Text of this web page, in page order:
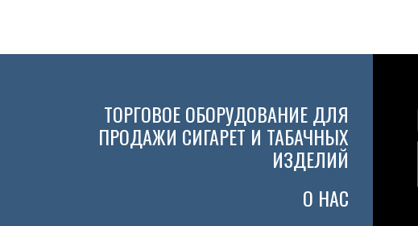
ТОРГОВОЕ ОБОРУДОВАНИЕ ДЛЯ
ПРОДАЖИ СИГАРЕТ И ТАБАЧНЫХ
ИЗДЕЛИЙ
О НАС